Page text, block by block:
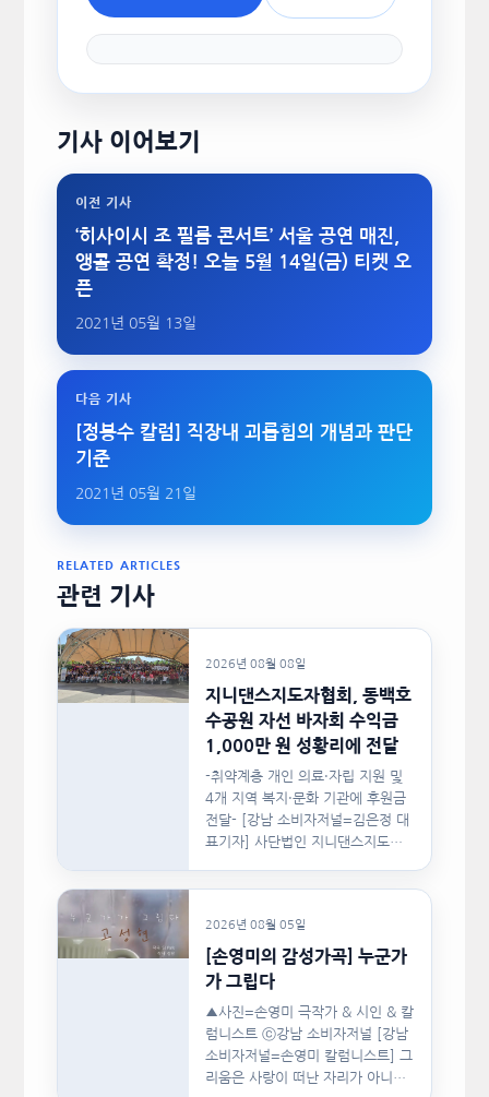
기사 이어보기
이전 기사
‘히사이시 조 필름 콘서트’ 서울 공연 매진,
앵콜 공연 확정! 오늘 5월 14일(금) 티켓 오
픈
2021년 05월 13일
다음 기사
[정봉수 칼럼] 직장내 괴롭힘의 개념과 판단
기준
2021년 05월 21일
RELATED ARTICLES
관련 기사
2026년 08월 08일
지니댄스지도자협회, 동백호
수공원 자선 바자회 수익금
1,000만 원 성황리에 전달
-취약계층 개인 의료·자립 지원 및
4개 지역 복지·문화 기관에 후원금
전달- [강남 소비자저널=김은정 대
표기자] 사단법인 지니댄스지도자
지난…
2026년 08월 05일
[손영미의 감성가곡] 누군가
가 그립다
▲사진=손영미 극작가 & 시인 & 칼
럼니스트 ⓒ강남 소비자저널 [강남
소비자저널=손영미 칼럼니스트] 그
리움은 사랑이 떠난 자리가 아니라,